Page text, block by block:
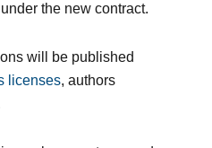
the new contract.
will be published
licenses, authors